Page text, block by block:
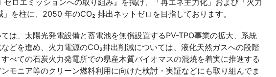
ゼロエミッションへの取り組み』を掲げ、「再エネ主力化」および「火力
」を柱に、2050 年のCO₂ 排出ネットゼロを目指しております。
は、太陽光発電設備と蓄電池を無償設置するPV-TPO事業の拡大、系統
どを進め、火力電源のCO₂排出削減については、液化天然ガスへの段階
べての石炭火力発電所での県産木質バイオマスの混焼を着実に推進する
モニア等のクリーン燃料利用に向けた検討・実証などにも取り組んでま